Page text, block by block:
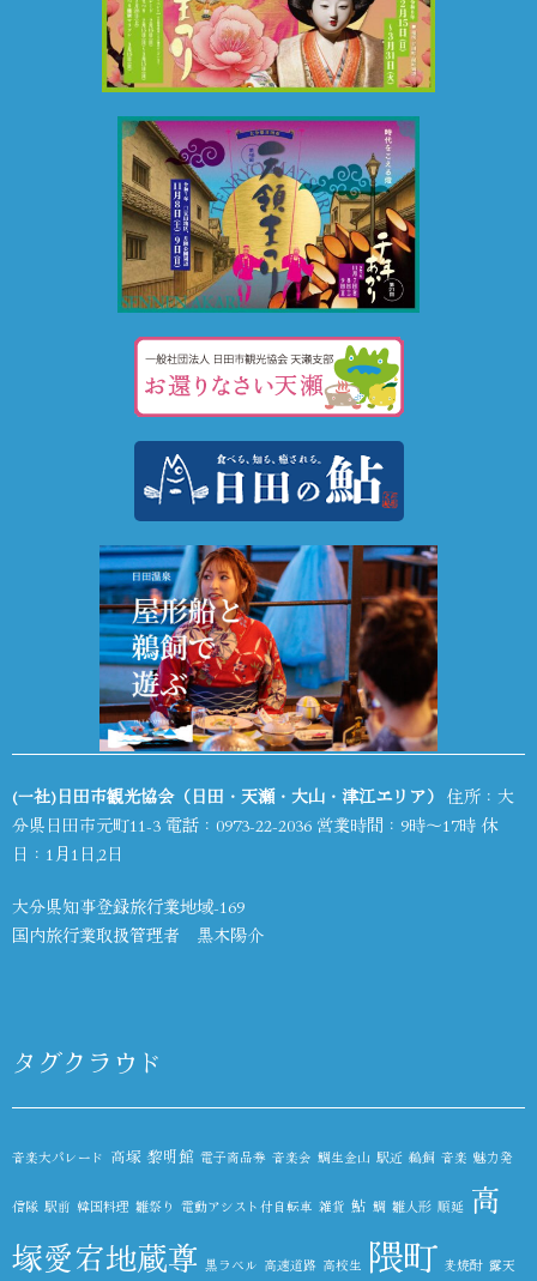
(一社)日田市観光協会（日田・天瀬・大山・津江エリア） 住所：大
分県日田市元町11-3 電話： 0973-22-2036 営業時間：9時～17時 休
日：1月1日,2日
大分県知事登録旅行業地域-169
国内旅行業取扱管理者 黒木陽介
タグクラウド
音楽大パレード 高塚 黎明館 電子商品券 音楽会 鯛生金山 駅近 鵜飼 音楽 魅力発
信隊 駅前 韓国料理 雛祭り 電動アシスト付自転車 雑貨 鮎 鯛 雛人形 順延 高
塚愛宕地蔵尊 黒ラベル 高速道路 高校生 隈町 麦焼酎 露天